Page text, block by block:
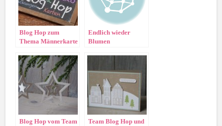
Blog Hop zum
Thema Männerkarte
Endlich wieder
Blumen
Blog Hop vom Team
Team Blog Hop und